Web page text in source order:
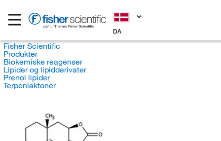
DA
Fisher Scientific
Produkter
Biokemiske reagenser
Lipider og lipidderivater
Prenol lipider
Terpenlaktoner